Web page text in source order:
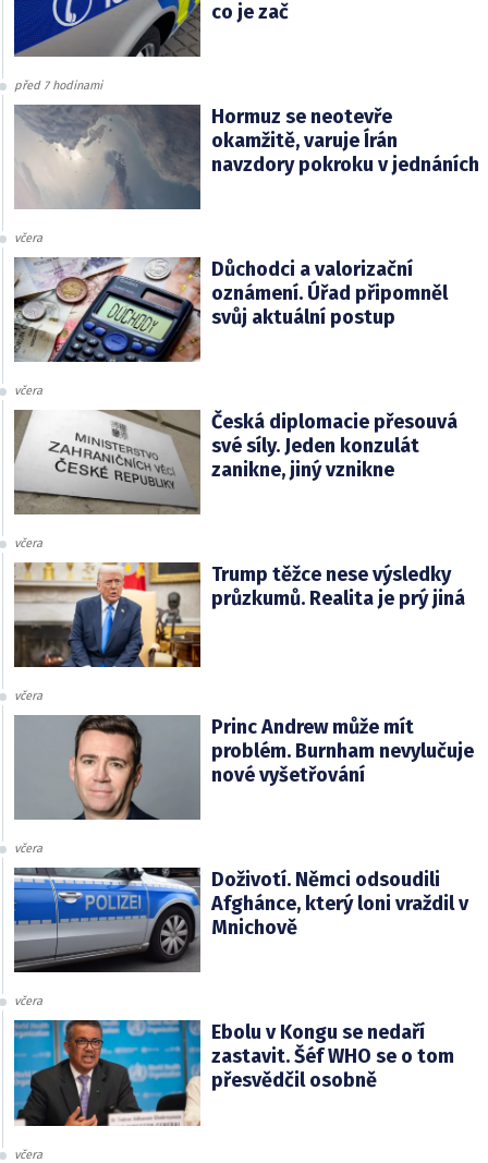
co je zač
před 7 hodinami
Hormuz se neotevře
okamžitě, varuje Írán
navzdory pokroku v jednáních
včera
Důchodci a valorizační
oznámení. Úřad připomněl
svůj aktuální postup
včera
Česká diplomacie přesouvá
své síly. Jeden konzulát
zanikne, jiný vznikne
včera
Trump těžce nese výsledky
průzkumů. Realita je prý jiná
včera
Princ Andrew může mít
problém. Burnham nevylučuje
nové vyšetřování
včera
Doživotí. Němci odsoudili
Afghánce, který loni vraždil v
Mnichově
včera
Ebolu v Kongu se nedaří
zastavit. Šéf WHO se o tom
přesvědčil osobně
včera